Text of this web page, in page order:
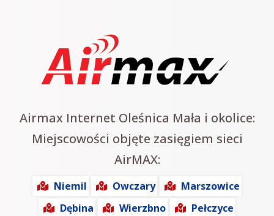
Airmax Internet Oleśnica Mała i okolice:
Miejscowości objęte zasięgiem sieci
AirMAX:
Niemil Owczary
Marszowice
Dębina
Wierzbno
Pełczyce